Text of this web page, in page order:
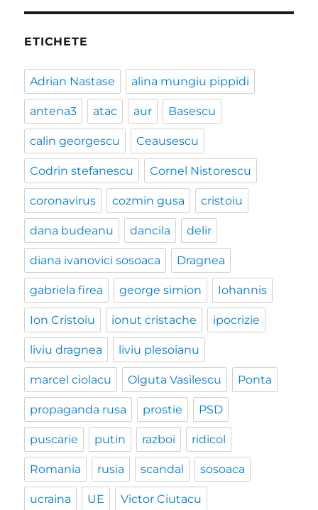
ETICHETE
Adrian Nastase alina mungiu pippidi
antena3 atac aur Basescu
calin georgescu Ceausescu
Codrin stefanescu Cornel Nistorescu
coronavirus cozmin gusa cristoiu
dana budeanu dancila delir
diana ivanovici sosoaca Dragnea
gabriela firea george simion Iohannis
Ion Cristoiu ionut cristache ipocrizie
liviu dragnea liviu plesoianu
marcel ciolacu Olguta Vasilescu Ponta
propaganda rusa prostie PSD
puscarie putin razboi ridicol
Romania rusia scandal sosoaca
ucraina UE Victor Ciutacu